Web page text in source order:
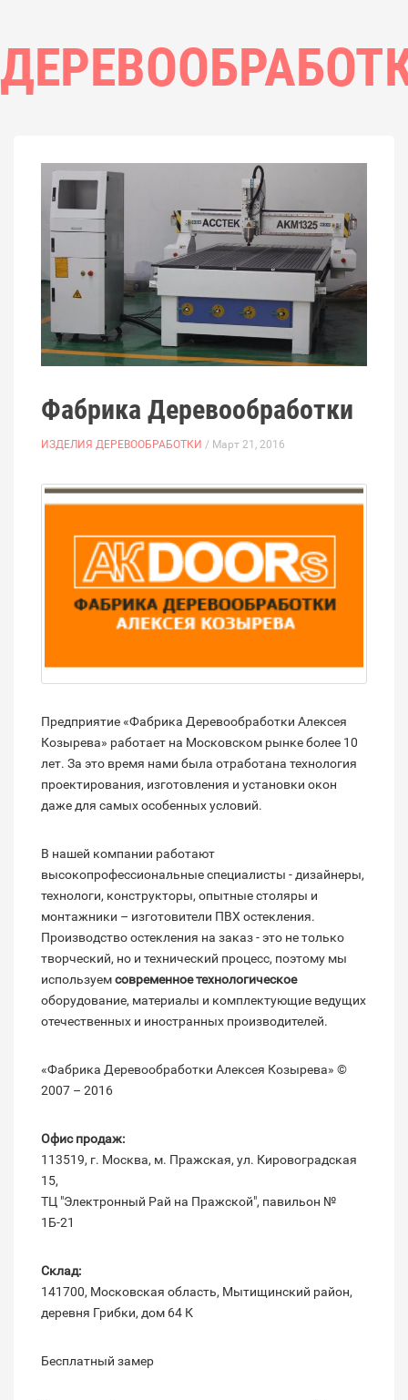
Фабрика Деревообработки
ИЗДЕЛИЯ ДЕРЕВООБРАБОТКИ / Март 21, 2016
Предприятие «Фабрика Деревообработки Алексея
Козырева» работает на Московском рынке более 10
лет. За это время нами была отработана технология
проектирования, изготовления и установки окон
даже для самых особенных условий.
В нашей компании работают
высокопрофессиональные специалисты - дизайнеры,
технологи, конструкторы, опытные столяры и
монтажники – изготовители ПВХ остекления.
Производство остекления на заказ - это не только
творческий, но и технический процесс, поэтому мы
используемсовременное технологическое
оборудование, материалы и комплектующие ведущих
отечественных и иностранных производителей.
«Фабрика Деревообработки Алексея Козырева» ©
2007 – 2016
Офис продаж:
113519, г. Москва, м. Пражская, ул. Кировоградская
15,
ТЦ "Электронный Рай на Пражской", павильон №
1Б-21
Склад:
141700, Московская область, Мытищинский район,
деревня Грибки, дом 64 К
Бесплатный замер